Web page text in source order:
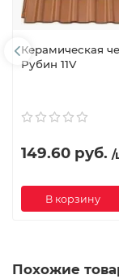
Керамическая
Рубин 11V
149.60 руб. /
В корзину
Похожие